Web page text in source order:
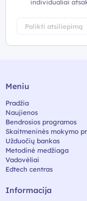
individualiai
Palikti atsiliepimą
Meniu
Pradžia
Naujienos
Bendrosios programos
Skaitmeninės mokymo
Užduočių bankas
Metodinė medžiaga
Vadovėliai
Edtech centras
Informacija